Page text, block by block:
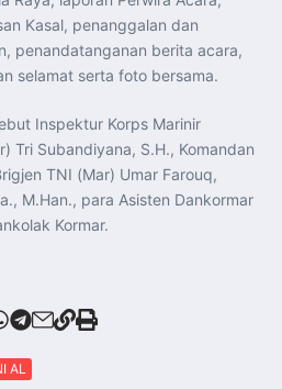
Kasal, penanggalan dan
penandatanganan berita acara,
selamat serta foto bersama.
Inspektur Korps Marinir
Tri Subandiyana, S.H., Komandan
TNI (Mar) Umar Farouq,
M.Han., para Asisten Dankormar
Kormar.
AL